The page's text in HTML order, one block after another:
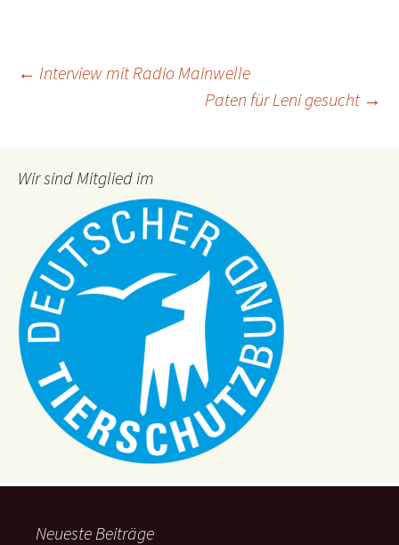
Beitragsnavigation
← Interview mit Radio Mainwelle
Paten für Leni gesucht →
Wir sind Mitglied im
Neueste Beiträge